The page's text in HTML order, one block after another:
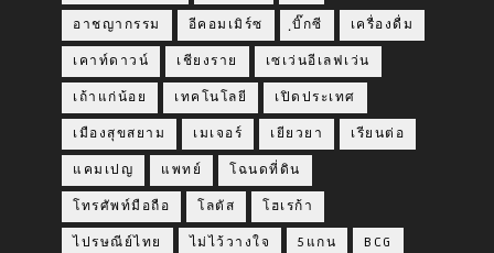
อาชญากรรม อีคอมเมิร์ซ ฺบิ๊กซี เครื่องดื่ม
เคาท์ดาวน์ เชียงราย เซเว่นอีเลฟเว่น
เถ้าแก่น้อย เทคโนโลยี เปิดประเทศ
เมืองสุขสยาม เมเจอร์ เยียวยา เรียนต่อ
แคมเปญ แพทย์ โฉนดที่ดิน
โทรศัพท์มือถือ โลตัส โฮเรก้า
ไปรษณีย์ไทย ไม่ไว้วางใจ 5แกน BCG